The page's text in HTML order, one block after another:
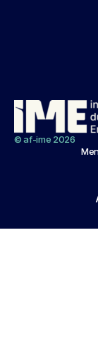
© af-ime 2026